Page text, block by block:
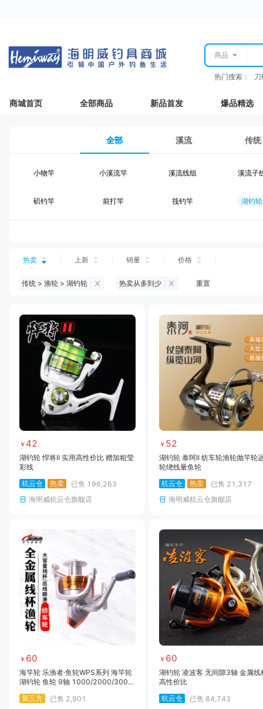
商品
热门搜索：
商城首页 全部商品 新品首发 爆品精选
全部 溪流 传统
小物竿 小溪流竿 溪流线组 溪流子
矶钓竿 前打竿 筏钓竿 湖钓轮
台钓仕挂 台钓钩
钓鱼伞 台钓服饰 台钓装备
黑坑浮漂 黑坑配件 黑坑钓灯 黑坑网
黑坑饵料 路亚竿 雷强竿
路亚装备 海钓线
热卖 上新 销量 价格
传统 > 渔轮 > 湖钓轮 热卖从多到少 重置
￥ 42
湖钓轮 悍将II 实用高性价比 赠加粗莹
彩线
杭云仓
热卖 已售 196,263
海明威杭云仓旗舰店
￥ 52
湖钓轮 泰阿II 纺车轮渔轮抛竿轮
轮绕线量鱼轮
杭云仓
热卖 已售 21,317
海明威杭云仓旗舰店
￥ 60
海竿轮 乐渔者·鱼轮WPS系列 海竿轮
湖钓轮 鱼轮 9轴 1000/2000/300
第三方
已售 2,901
￥ 60
湖钓轮 凌波客 无间隙3轴 金属线
高性价比
杭云仓
已售 84,743